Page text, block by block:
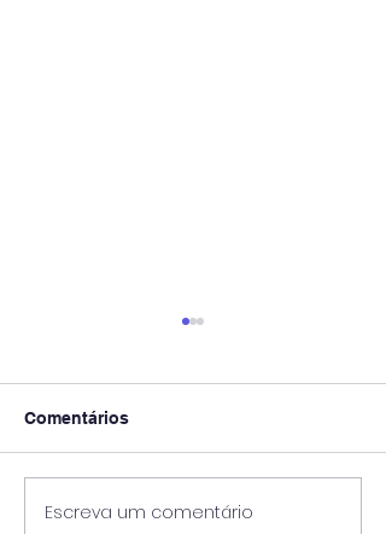
OS IMPACTOS DA
Comentários
Escreva um comentário